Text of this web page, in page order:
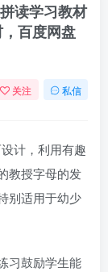
读学习教材
百度网盘
关注 私信
计，利用有趣
教授字母的发
别适用于幼少
习鼓励学生能